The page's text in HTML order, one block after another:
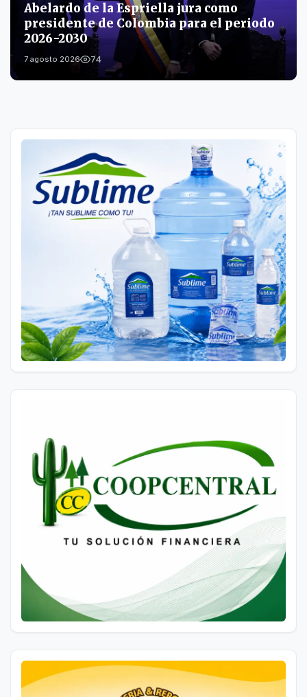
Abelardo de la Espriella jura como
presidente de Colombia para el periodo
2026-2030
7 agosto 2026 74